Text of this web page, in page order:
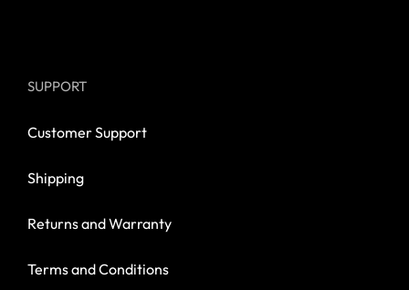
SUPPORT
Customer Support
Shipping
Returns and Warranty
Terms and Conditions